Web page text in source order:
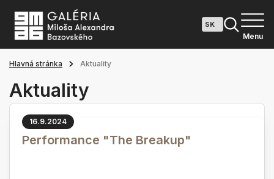
Menu
Hlavná stránka Aktuality
Aktuality
16.9.2024
Performance "The Breakup"